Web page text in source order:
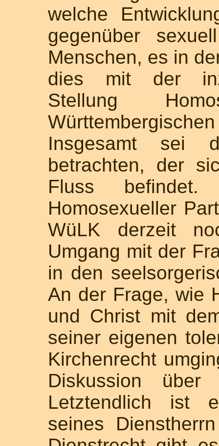
welche
gegenüber
Menschen, es in
dies mit der
Stellung
Insgesamt sei
betrachten, der
Fluss befindet.
Homosexueller
WüLK derzeit
Umgang mit der
in den
An der Frage, wie
und Christ mit
seiner eigenen
Kirchenrecht
Diskussion
Letztendlich ist
seines